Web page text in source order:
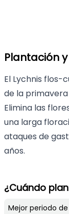
Plantación
El Lychnis flos-
de la
Elimina las
una larga
ataques de
años.
¿Cuándo
Mejor periodo